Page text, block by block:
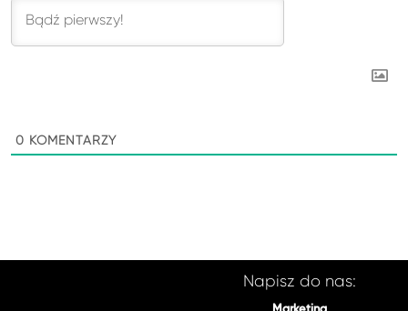
0 KOMENTARZY
Napisz do nas: